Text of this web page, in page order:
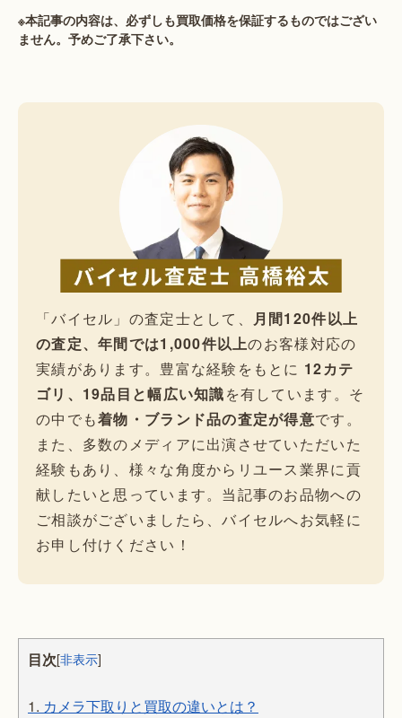
※本記事の内容は、必ずしも買取価格を保証するものではござい
ません。予めご了承下さい。
「バイセル」の査定士として、 月間120件以上
の査定、年間では1,000件以上のお客様対応の
実績があります。豊富な経験をもとに 12カテ
ゴリ、19品目と幅広い知識を有しています。そ
の中でも着物・ブランド品の査定が得意です。
また、多数のメディアに出演させていただいた
経験もあり、様々な角度からリユース業界に貢
献したいと思っています。当記事のお品物への
ご相談がございましたら、バイセルへお気軽に
お申し付けください！
目次[非表示]
1. カメラ下取りと買取の違いとは？